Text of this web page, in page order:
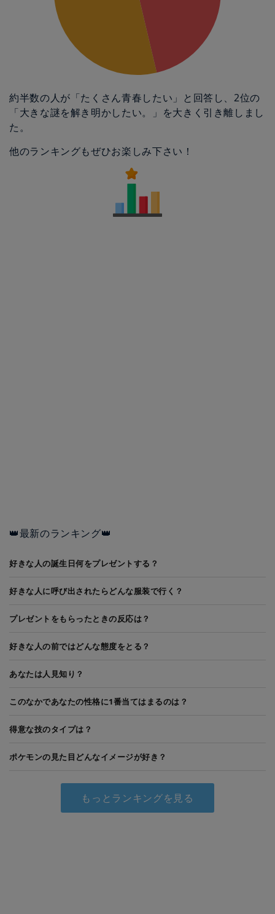
約半数の人が「たくさん青春したい」と回答し、2位の
「大きな謎を解き明かしたい。」を大きく引き離しまし
た。
他のランキングもぜひお楽しみ下さい！
👑最新のランキング👑
好きな人の誕生日何をプレゼントする？
好きな人に呼び出されたらどんな服装で行く？
プレゼントをもらったときの反応は？
好きな人の前ではどんな態度をとる？
あなたは人見知り？
このなかであなたの性格に1番当てはまるのは？
得意な技のタイプは？
ポケモンの見た目どんなイメージが好き？
もっとランキングを見る